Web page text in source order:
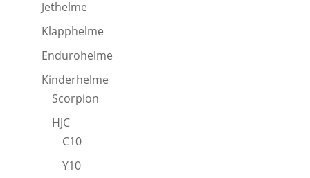
Jethelme
Klapphelme
Endurohelme
Kinderhelme
Scorpion
HJC
C10
Y10